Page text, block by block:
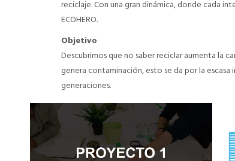
reciclaje. Con una gran dinámica, donde cada
ECOHERO.
Objetivo
Descubrimos que no saber reciclar aumenta la
genera contaminación, esto se da por la
generaciones.